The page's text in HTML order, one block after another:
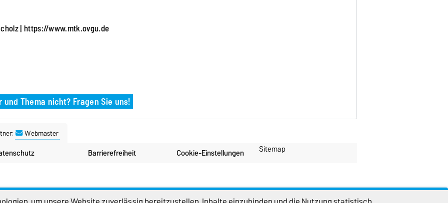
| https://www.mtk.ovgu.de
Thema nicht? Fragen Sie uns!
Webmaster
Barrierefreiheit Cookie-Einstellungen Sitemap